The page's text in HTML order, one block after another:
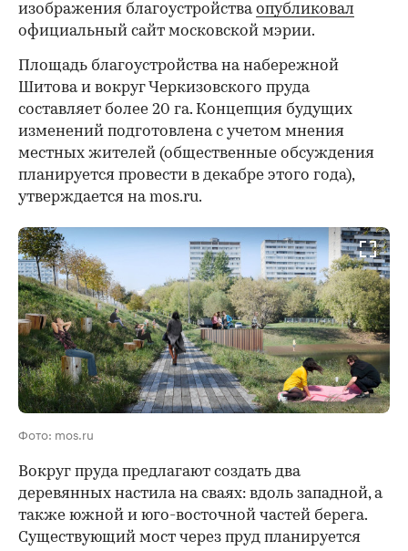
изображения благоустройстваопубликовал
официальный сайт московской мэрии.
Площадь благоустройства на набережной
Шитова и вокруг Черкизовского пруда
составляет более 20 га. Концепция будущих
изменений подготовлена с учетом мнения
местных жителей (общественные обсуждения
планируется провести в декабре этого года),
утверждается на mos.ru.
Фото: mos.ru
Вокруг пруда предлагают создать два
деревянных настила на сваях: вдоль западной, а
также южной и юго-восточной частей берега.
Существующий мост через пруд планируется